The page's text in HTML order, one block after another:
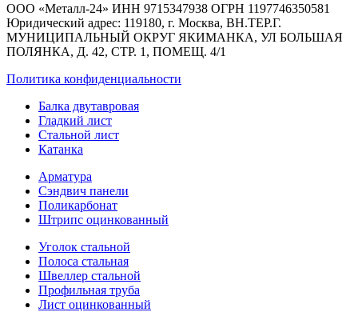
ООО «Металл-24» ИНН 9715347938 ОГРН 1197746350581
Юридический адрес: 119180, г. Москва, ВН.ТЕР.Г.
МУНИЦИПАЛЬНЫЙ ОКРУГ ЯКИМАНКА, УЛ БОЛЬШАЯ
ПОЛЯНКА, Д. 42, СТР. 1, ПОМЕЩ. 4/1
Политика конфиденциальности
Балка двутавровая
Гладкий лист
Стальной лист
Катанка
Арматура
Сэндвич панели
Поликарбонат
Штрипс оцинкованный
Уголок стальной
Полоса стальная
Швеллер стальной
Профильная труба
Лист оцинкованный